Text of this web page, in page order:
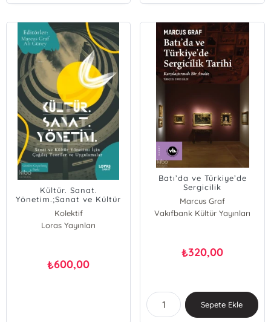
Kültür. Sanat.
Yönetim.;Sanat ve Kültür
için Çağdaş Teoriler ve
Uygulamalar
Kolektif
Loras Yayınları
₺600,00
Batı’da ve Türkiye’de
Sergicilik
Tarihi;Karşılaştırmalı Bir
Analiz
Marcus Graf
Vakıfbank Kültür Yayınları
₺320,00
Sepete Ekle